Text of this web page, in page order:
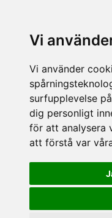
Vi
Vi använder
surfupplevelse
dig personligt
för att analysera
att förstå var